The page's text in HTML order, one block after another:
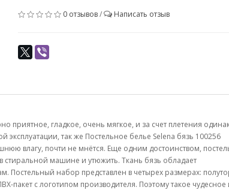
0 отзывов/ Написать отзыв
приятное, гладкое, очень мягкое, и за счет плетения
так же Постельное белье Selena бязь 100256
влагу, почти не мнётся. Еще одним достоинством,
стиральной машине и утюжить. Ткань бязь обладает
Постельный набор представлен в четырех размерах:
пакет с логотипом производителя. Поэтому такое чудесное